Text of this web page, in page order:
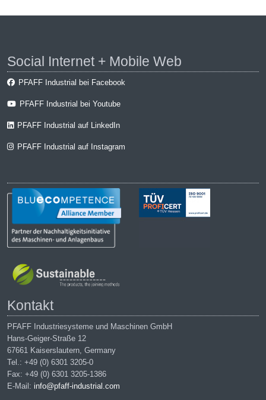
Social Internet + Mobile Web
PFAFF Industrial bei Facebook
PFAFF Industrial bei Youtube
PFAFF Industrial auf LinkedIn
PFAFF Industrial auf Instagram
Kontakt
PFAFF Industriesysteme und Maschinen GmbH
Hans-Geiger-Straße 12
67661 Kaiserslautern, Germany
Tel.: +49 (0) 6301 3205-0
Fax: +49 (0) 6301 3205-1386
E-Mail: info@pfaff-industrial.com